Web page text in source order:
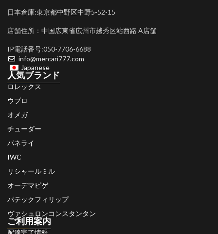
日本倉庫:東京都中野区中野5-52-15
店舗住所：中国広東省広州市越秀区站西路 A店舗
IP電話番号:050-7706-6688
info@mercari777.com
Japanese
人気ブランド
ロレックス
ウブロ
オメガ
チューダー
パネライ
IWC
リシャールミル
オーデマピゲ
パテックフィリップ
ヴァシュロンコンスタンタン
ご利用案内
配達完了情報